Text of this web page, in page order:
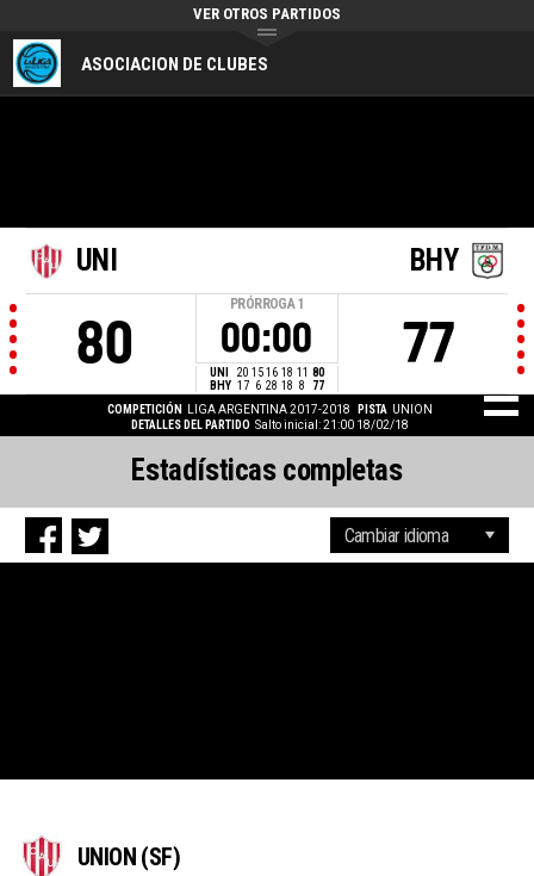
ASOCIACION DE CLUBES
VER OTROS PARTIDOS
UNI
80
PRÓRROGA 1
00:00
UNI 20 15 16 18 11 80
BHY 17 6 28 18 8 77
BHY
77
COMPETICIÓN LIGA ARGENTINA 2017-2018 PISTA UNION
DETALLES DEL PARTIDO Salto inicial: 21:00 18/02/18
Estadísticas completas
UNION (SF)